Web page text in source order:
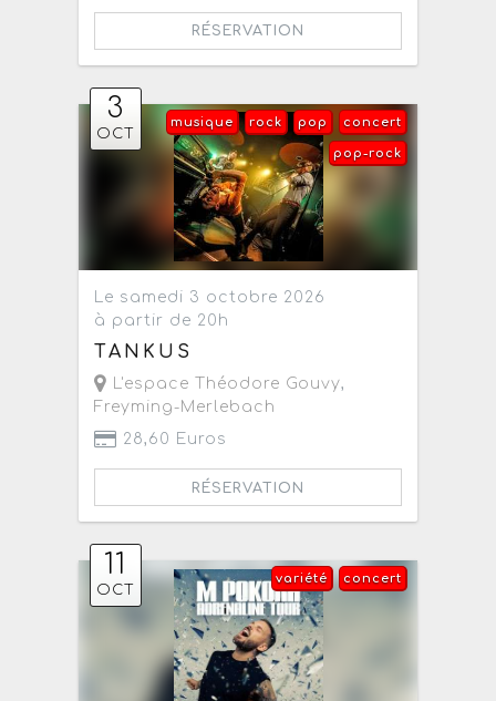
RÉSERVATION
3
OCT
concert
pop
rock
musique
pop-rock
Le samedi 3 octobre 2026
à partir de 20h
TANKUS
L'espace Théodore Gouvy,
Freyming-Merlebach
28,60 Euros
RÉSERVATION
11
OCT
concert
variété